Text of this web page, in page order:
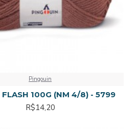
Pingouin
FLASH 100G (NM 4/8) - 5799
R$14,20